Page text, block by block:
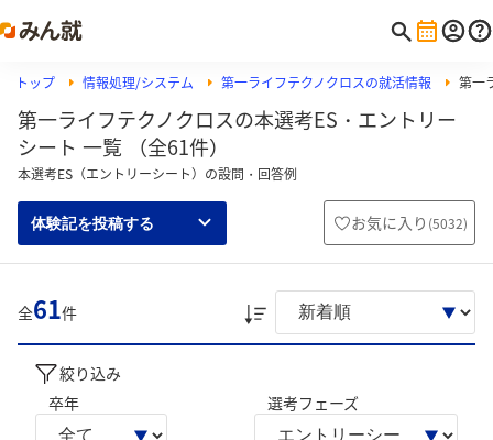
トップ 情報処理/システム 第一ライフテクノクロスの就活情報 第一
第一ライフテクノクロスの本選考ES・エントリー
シート 一覧 （全61件）
本選考ES（エントリーシート）の設問・回答例
体験記を投稿する お気に入り (5032)
全61件
絞り込み
卒年
選考フェーズ